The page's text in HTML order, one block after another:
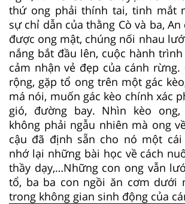
thứ ong phải thính tai, tinh mắt
sự chỉ dẫn của thằng Cò và ba,
được ong mật, chúng nối nhau
nắng bắt đầu lên, cuộc hành
cảm nhận vẻ đẹp của cánh
rộng, gặp tổ ong trên một gác
má nói, muốn gác kèo chính xác
gió, đường bay. Nhìn kèo
không phải ngẫu nhiên mà ong
cậu đã định sẵn cho nó một
nhớ lại những bài học về cách
thầy dạy,…Những con ong vẫn
tổ, ba ba con ngồi ăn cơm dưới
trong không gian sinh động của